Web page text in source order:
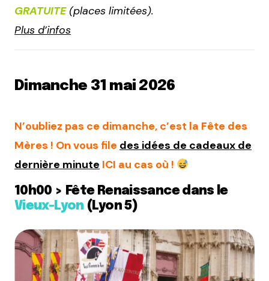
GRATUITE(places limitées).
Plus d’infos
Dimanche 31 mai 2026
N’oubliez pas ce dimanche, c’est la Fête des
Mères ! On vous file des idées de cadeaux de
dernière minute ICI au cas où !
10h00 > Fête Renaissance dans le
Vieux-Lyon (Lyon 5)